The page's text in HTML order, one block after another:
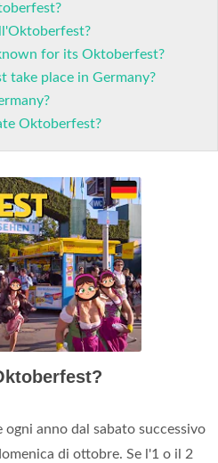
for its Oktoberfest?
take place in Germany?
Oktoberfest?
ogni anno dal sabato successivo
di ottobre. Se l'1 o il 2